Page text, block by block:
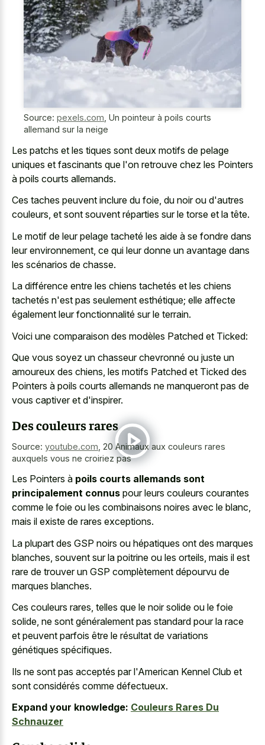
Source: pexels.com, Un pointeur à poils courts
allemand sur la neige
Les patchs et les tiques sont deux motifs de pelage
uniques et fascinants que l'on retrouve chez les Pointers
à poils courts allemands.
Ces taches peuvent inclure du foie, du noir ou d'autres
couleurs, et sont souvent réparties sur le torse et la tête.
Le motif de leur pelage tacheté les aide à se fondre dans
leur environnement, ce qui leur donne un avantage dans
les scénarios de chasse.
La différence entre les chiens tachetés et les chiens
tachetés n'est pas seulement esthétique; elle affecte
également leur fonctionnalité sur le terrain.
Voici une comparaison des modèles Patched et Ticked:
Que vous soyez un chasseur chevronné ou juste un
amoureux des chiens, les motifs Patched et Ticked des
Pointers à poils courts allemands ne manqueront pas de
vous captiver et d'inspirer.
Des couleurs rares
Source: youtube.com 20 Animaux aux couleurs rares
auxquels vous ne croiriez pas
Les Pointers à poils courts allemands sont
principalement connus pour leurs couleurs courantes
comme le foie ou les combinaisons noires avec le blanc,
mais il existe de rares exceptions.
La plupart des GSP noirs ou hépatiques ont des marques
blanches, souvent sur la poitrine ou les orteils, mais il est
rare de trouver un GSP complètement dépourvu de
marques blanches.
Ces couleurs rares, telles que le noir solide ou le foie
solide, ne sont généralement pas standard pour la race
et peuvent parfois être le résultat de variations
génétiques spécifiques.
Ils ne sont pas acceptés par l'American Kennel Club et
sont considérés comme défectueux.
Expand your knowledge: Couleurs Rares Du
Schnauzer